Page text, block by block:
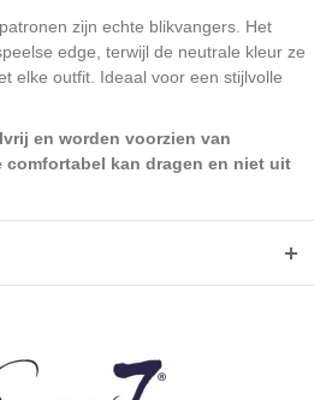
zijn echte blikvangers. Het
edge, terwijl de neutrale kleur ze
elke outfit. Ideaal voor een stijlvolle
en worden voorzien van
comfortabel kan dragen en niet uit